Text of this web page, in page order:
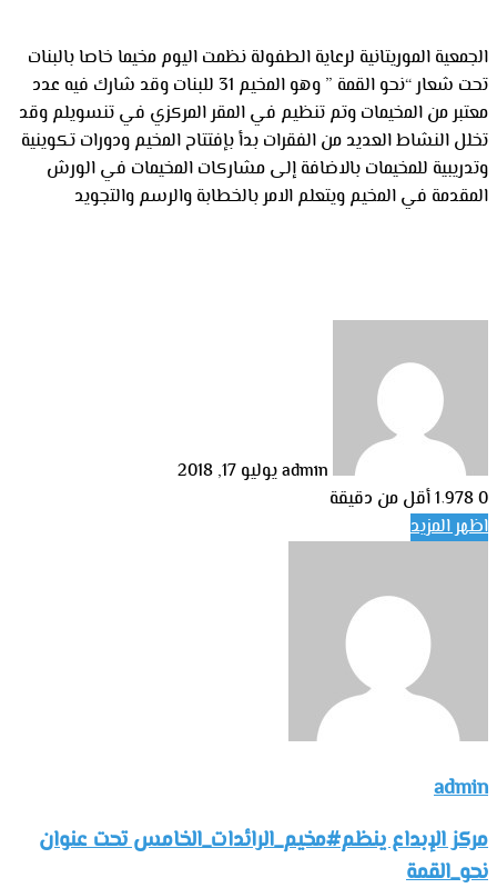
الجمعية الموريتانية لرعاية الطفولة نظمت اليوم مخيما خاصا بالبنات
تحت شعار “نحو القمة ” وهو المخيم 31 للبنات وقد شارك فيه عدد
معتبر من المخيمات وتم تنظيم في المقر المركزي في تنسويلم وقد
تخلل النشاط العديد من الفقرات بدأ بإفتتاح المخيم ودورات تكوينية
وتدريبية للمخيمات بالاضافة إلى مشاركات المخيمات في الورش
المقدمة في المخيم ويتعلم الامر بالخطابة والرسم والتجويد
adminيوليو 17, 2018
0
أقل من دقيقة
اظهر المزيد
admin
مركز الإبداع ينظم#مخيم_الرائدات_الخامس تحت عنوان
نحو_القمة